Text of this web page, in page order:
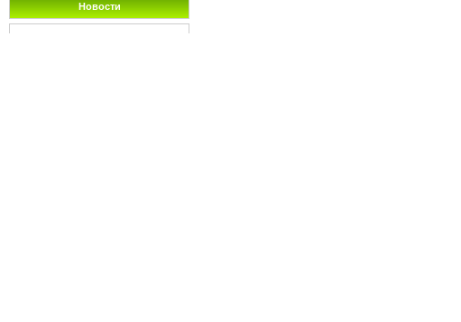
Новости